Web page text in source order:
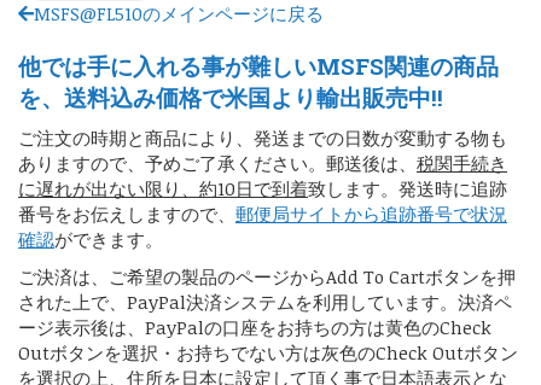
MSFS@FL510のメインページに戻る
他では手に入れる事が難しいMSFS関連の商品
を、送料込み価格で米国より輸出販売中!!
ご注文の時期と商品により、発送までの日数が変動する物も
ありますので、予めご了承ください。郵送後は、 税関手続き
に遅れが出ない限り、約10日で到着致します。発送時に追跡
番号をお伝えしますので、 郵便局サイトから追跡番号で状況
確認ができます。
ご決済は、ご希望の製品のページからAdd To Cartボタンを押
された上で、PayPal決済システムを利用しています。決済ペ
ージ表示後は、PayPalの口座をお持ちの方は黄色のCheck
Outボタンを選択・お持ちでない方は灰色のCheck Outボタン
を選択の上、住所を日本に設定して頂く事で日本語表示とな